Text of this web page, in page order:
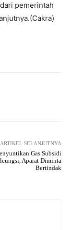
pemerintah
ARTIKEL SELANJUTNYA
Gas Subsidi
Aparat Diminta
Bertindak